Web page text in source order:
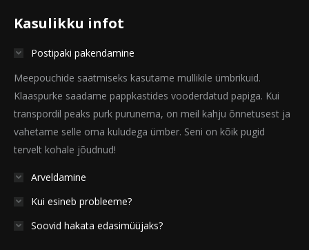
Kasulikku infot
Postipaki pakendamine
Meepouchide saatmiseks kasutame mullikile ümbrikuid.
Klaaspurke saadame pappkastides vooderdatud papiga. Kui
transpordil peaks purk purunema, on meil kahju õnnetusest ja
vahetame selle oma kuludega ümber. Seni on kõik pugid
tervelt kohale jõudnud!
Arveldamine
Kui esineb probleeme?
Soovid hakata edasimüüjaks?